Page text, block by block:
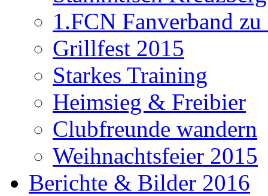
1.FCN Fanverband
Grillfest 2015
Starkes Training
Heimsieg & Freibier
Clubfreunde wandern
Weihnachtsfeier 2015
Berichte & Bilder 2016